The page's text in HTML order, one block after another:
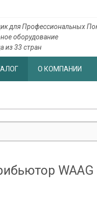
для Профессиональных
оборудование
из 33 стран
О КОМПАНИИ